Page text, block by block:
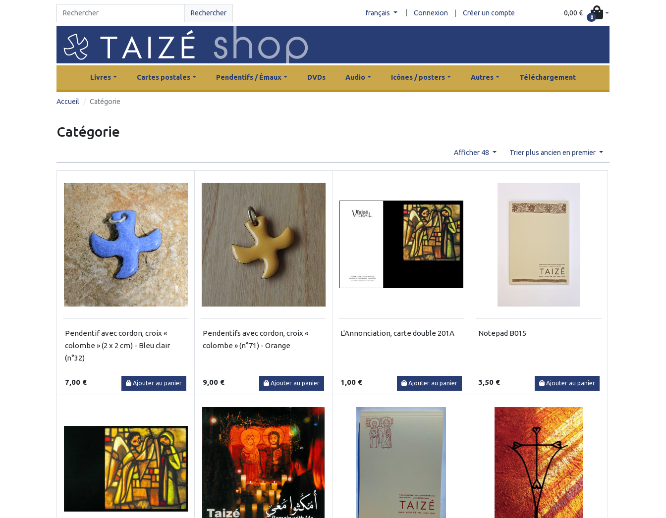
Rechercher français Connexion Créer un compte 0,00 €
0
Livres Cartes postales Pendentifs / Émaux DVDs Audio Icônes / posters Autres Téléchargement
Accueil Catégorie
Catégorie
Afficher 48 Trier plus ancien en premier
Pendentif avec cordon, croix «
colombe » (2 x 2 cm) - Bleu clair
(n°32)
7,00 € Ajouter au panier
Pendentifs avec cordon, croix «
colombe » (n°71) - Orange
9,00 € Ajouter au panier
L'Annonciation, carte double 201A
1,00 € Ajouter au panier
Notepad B015
3,50 € Ajouter au panier